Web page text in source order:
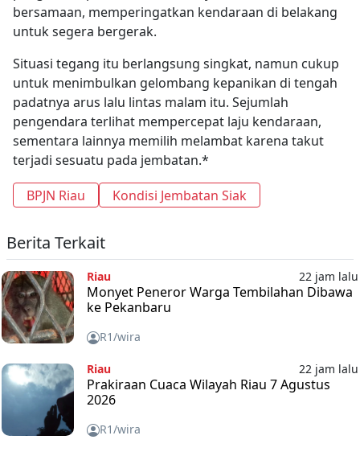
bersamaan, memperingatkan kendaraan di belakang
untuk segera bergerak.
Situasi tegang itu berlangsung singkat, namun cukup
untuk menimbulkan gelombang kepanikan di tengah
padatnya arus lalu lintas malam itu. Sejumlah
pengendara terlihat mempercepat laju kendaraan,
sementara lainnya memilih melambat karena takut
terjadi sesuatu pada jembatan.*
BPJN Riau
Kondisi Jembatan Siak
Berita Terkait
Riau 22 jam lalu
Monyet Peneror Warga Tembilahan Dibawa
ke Pekanbaru
R1/wira
Riau 22 jam lalu
Prakiraan Cuaca Wilayah Riau 7 Agustus
2026
R1/wira